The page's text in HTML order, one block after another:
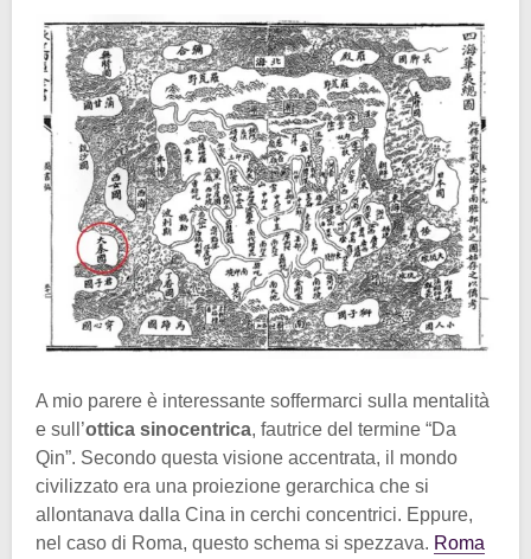
A mio parere è interessante soffermarci sulla mentalità
e sull’ottica sinocentrica, fautrice del termine “Da
Qin”. Secondo questa visione accentrata, il mondo
civilizzato era una proiezione gerarchica che si
allontanava dalla Cina in cerchi concentrici. Eppure,
nel caso di Roma, questo schema si spezzava. Roma